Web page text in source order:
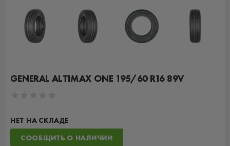
GENERAL ALTIMAX ONE 195/60 R16 89V
НЕТ НА СКЛАДЕ
СООБЩИТЬ О НАЛИЧИИ